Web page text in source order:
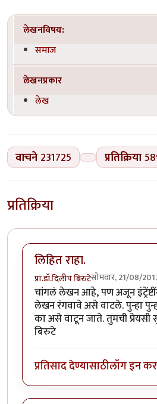
लेखनविषय:
समाज
लेखनप्रकार
लेख
वाचने 231725 प्रतिक्रिया
प्रतिक्रिया
लिहित राहा.
प्रा.डॉ.दिलीप बिरुटेसोमवार, 21/08/
चांगलं लेखन आहे, पण अजून
लेखन रंगवावे असे वाटले. पुन्हा
का असे वाटून जाते. तुमची
बिरुटे
प्रतिसाद देण्यासाठीलॉग इन